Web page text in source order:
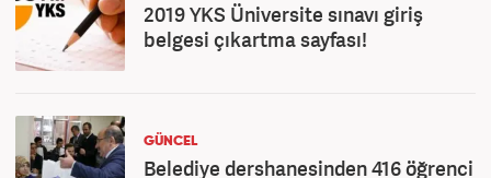
2019 YKS Üniversite sınavı giriş
belgesi çıkartma sayfası!
GÜNCEL
Belediye dershanesinden 416 öğrenci